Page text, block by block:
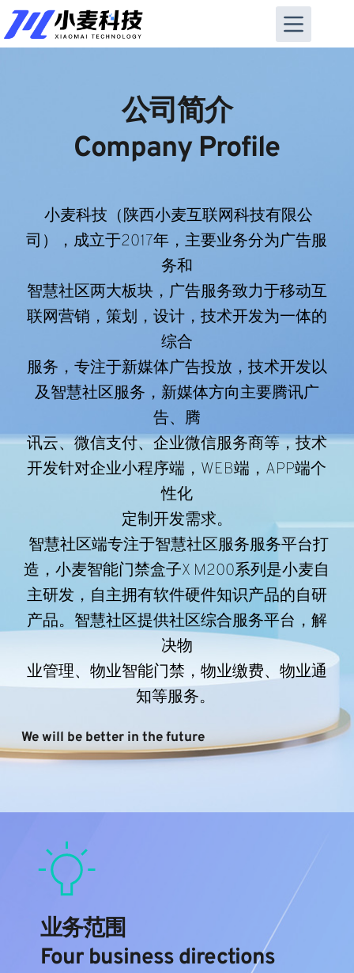
至
内
公司简介
Company Profile
司 ），成立于2017年，主要业务分为广告服
务和
智慧社区两大板块，广告服务致力于移动互
联网营销，策划，设计，技术开发为一体的
综合
服务，专注于新媒体广告投放，技术开发以
及智慧社区服务，新媒体方向主要腾讯广
告、腾
讯云、微信支付、企业微信服务商等，技术
开发针对企业小程序端，WEB端，APP端个
性化
定制开发需求。
造，小麦智能门禁盒子X M200系列是小麦自
主研发，自主拥有软件硬件知识产品的自研
产品。智慧社区提供社区综合服务平台，解
决物
业管理、物业智能门禁，物业缴费、物业通
知等服务。
We will be better in the future
业务范围
Four business directions